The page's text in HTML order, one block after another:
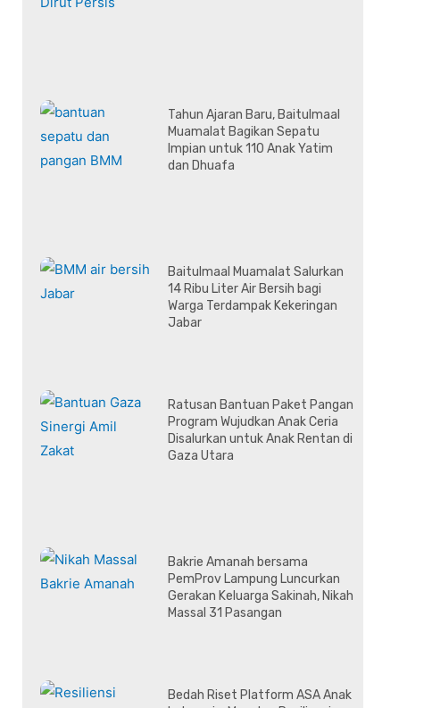
Tahun Ajaran Baru, Baitulmaal
Muamalat Bagikan Sepatu
Impian untuk 110 Anak Yatim
dan Dhuafa
Baitulmaal Muamalat Salurkan
14 Ribu Liter Air Bersih bagi
Warga Terdampak Kekeringan
Jabar
Ratusan Bantuan Paket Pangan
Program Wujudkan Anak Ceria
Disalurkan untuk Anak Rentan di
Gaza Utara
Bakrie Amanah bersama
PemProv Lampung Luncurkan
Gerakan Keluarga Sakinah, Nikah
Massal 31 Pasangan
Bedah Riset Platform ASA Anak